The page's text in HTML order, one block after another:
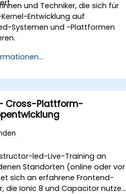
und Techniker, die sich für
Entwicklung auf
Systemen und -Plattformen
Cross-Plattform-
led-Live-Training an
Standorten (online oder vor
sich an erfahrene Frontend-
die Ionic 8 und Capacitor nutzen